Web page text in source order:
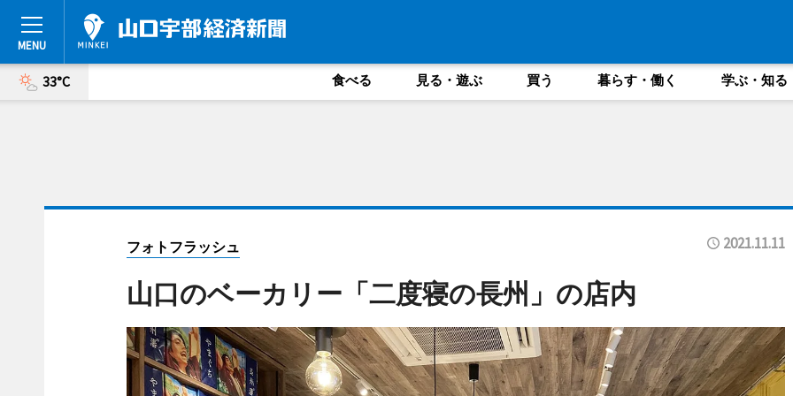
33°C 食べる 見る・遊ぶ 買う 暮らす・働く 学ぶ・知る
フォトフラッシュ 2021.11.11
山口のベーカリー「二度寝の長州」の店内